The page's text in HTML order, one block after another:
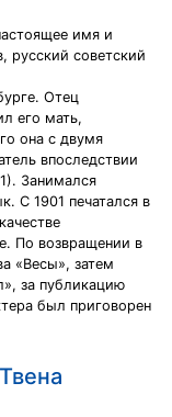
имя и
русский советский
Отец
его мать,
она с двумя
впоследствии
Занимался
С 1901 печатался в
По возвращении в
«Весы», затем
за публикацию
был приговорен